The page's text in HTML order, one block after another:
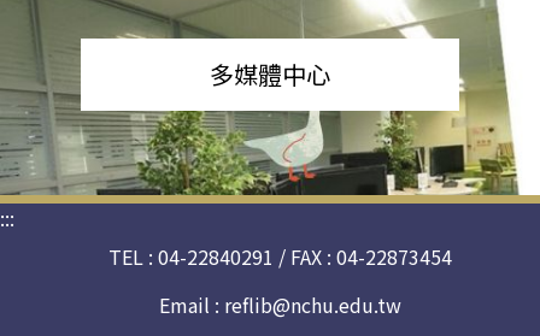
多媒體中心
:::
TEL : 04-22840291 / FAX : 04-22873454
Email : reflib@nchu.edu.tw